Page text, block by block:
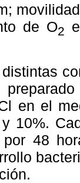
de O2
en el
10%.
por 48